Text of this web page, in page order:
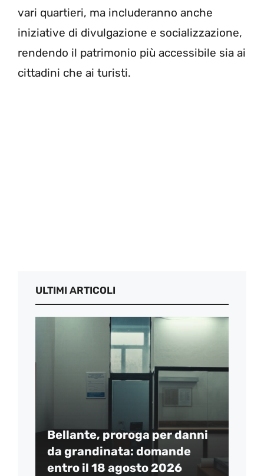
vari quartieri, ma includeranno anche
iniziative di divulgazione e socializzazione,
rendendo il patrimonio più accessibile sia ai
cittadini che ai turisti.
ULTIMI ARTICOLI
Bellante, proroga per danni
da grandinata: domande
entro il 18 agosto 2026